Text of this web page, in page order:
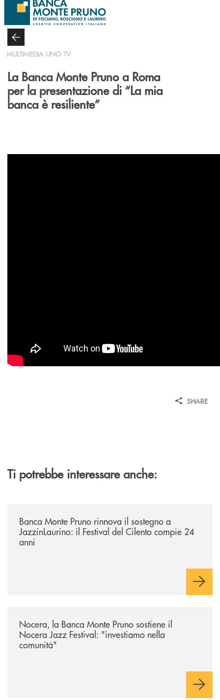
Salta al contenuto principale
MULTIMEDIA UNO TV
La Banca Monte Pruno a Roma
per la presentazione di “La mia
banca è resiliente”
SHARE
Ti potrebbe interessare anche:
Banca Monte Pruno rinnova il sostegno a
JazzinLaurino: il Festival del Cilento compie 24
anni
Nocera, la Banca Monte Pruno sostiene il
Nocera Jazz Festival: "investiamo nella
comunità"